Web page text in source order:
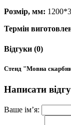
Розмір, мм:
Термін
Відгуки (0)
Стенд "Мовна
Написати
Ваше ім’я: